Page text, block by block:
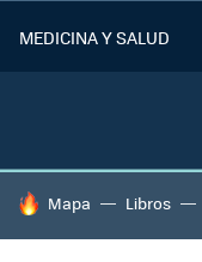
MEDICINA Y SALUD
HOY SE HABLA DE
Mapa Libros